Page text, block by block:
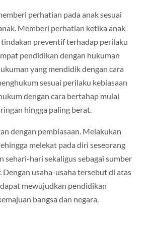
perhatian pada anak sesuai
Memberi perhatian ketika anak
preventif terhadap perilaku
pendidikan dengan hukuman
yang mendidik dengan cara
sesuai perilaku kebiasaan
dengan cara bertahap mulai
hingga paling berat.
dengan pembiasaan. Melakukan
melekat pada diri seseorang
sehari-hari sekaligus sebagai sumber
Dengan usaha-usaha tersebut di atas
mewujudkan pendidikan
bangsa dan negara.